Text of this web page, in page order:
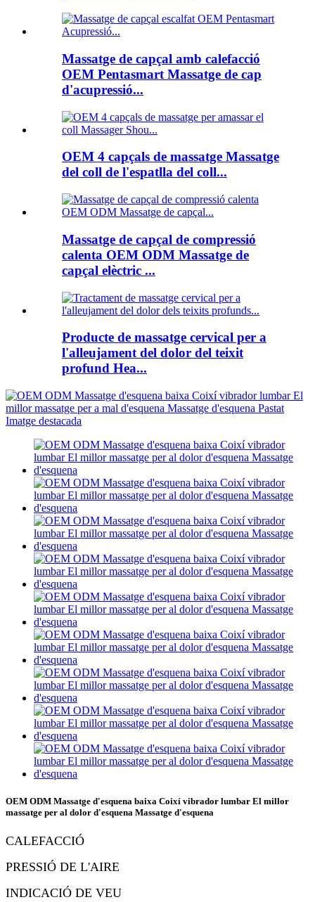
Massatge de capçal amb calefacció
OEM Pentasmart Massatge de cap
d'acupressió...
OEM 4 capçals de massatge Massatge
del coll de l'espatlla del coll...
Massatge de capçal de compressió
calenta OEM ODM Massatge de
capçal elèctric ...
Producte de massatge cervical per a
l'alleujament del dolor del teixit
profund Hea...
OEM ODM Massatge d'esquena baixa Coixí vibrador lumbar El millor
massatge per al dolor d'esquena Massatge d'esquena
CALEFACCIÓ
PRESSIÓ DE L'AIRE
INDICACIÓ DE VEU